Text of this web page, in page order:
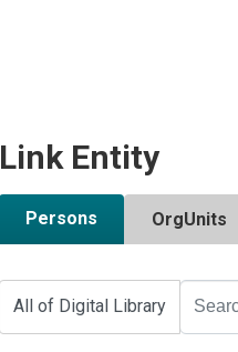
Link Entity
Persons OrgUnits
All of Digital Library